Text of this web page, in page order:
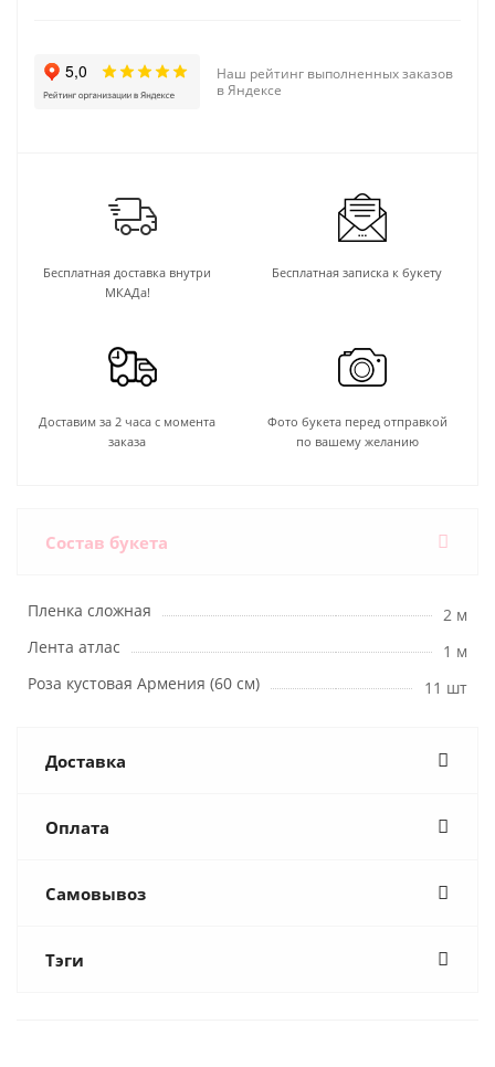
Наш рейтинг выполненных заказов
в Яндексе
Бесплатная доставка внутри
МКАДа!
Бесплатная записка к букету
Доставим за 2 часа с момента
заказа
Фото букета перед отправкой
по вашему желанию
Состав букета
Пленка сложная
2 м
Лента атлас
1 м
Роза кустовая Армения (60 см)
11 шт
Доставка
Оплата
Самовывоз
Тэги